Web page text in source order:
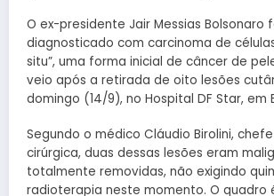
O ex-presidente Jair Messias Bolsonaro
diagnosticado com carcinoma de
situ”, uma forma inicial de câncer de
veio após a retirada de oito lesões
domingo (14/9), no Hospital DF Star, em
Segundo o médico Cláudio Birolini,
cirúrgica, duas dessas lesões eram
totalmente removidas, não exigindo
radioterapia neste momento. O quadro